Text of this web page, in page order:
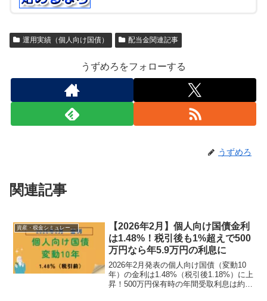
運用実績（個人向け国債） 配当金関連記事
うずめろをフォローする
うずめろ
関連記事
資産・税金シミュレーション
【2026年2月】個人向け国債金利
は1.48%！税引後も1%超えで500
万円なら年5.9万円の利息に
2026年2月発表の個人向け国債（変動10
年）の金利は1.48%（税引後1.18%）に上
昇！500万円保有時の年間受取利息は約